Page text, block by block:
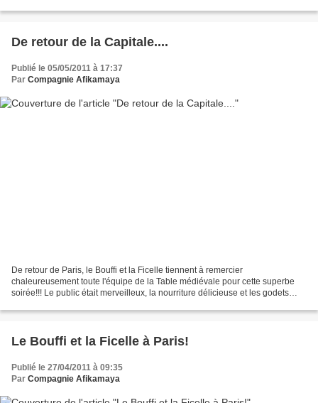
De retour de la Capitale....
Publié le 05/05/2011 à 17:37
Par Compagnie Afikamaya
De retour de Paris, le Bouffi et la Ficelle tiennent à remercier
chaleureusement toute l'équipe de la Table médiévale pour cette superbe
soirée!!! Le public était merveilleux, la nourriture délicieuse et les godets
Le Bouffi et la Ficelle à Paris!
Publié le 27/04/2011 à 09:35
Par Compagnie Afikamaya